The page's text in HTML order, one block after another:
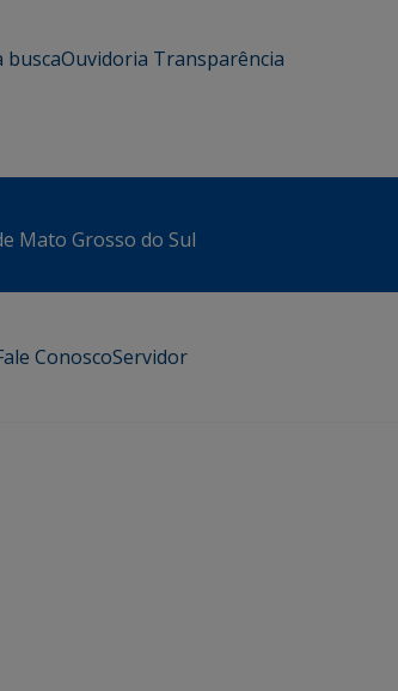
buscaOuvidoria Transparência
Mato Grosso do Sul
ConoscoServidor